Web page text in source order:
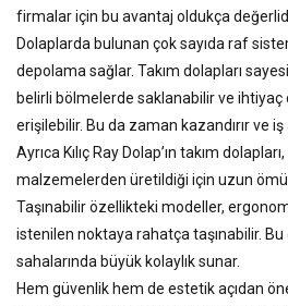
firmalar için bu avantaj oldukça
Dolaplarda bulunan çok sayıda raf
depolama sağlar. Takım dolapları
belirli bölmelerde saklanabilir ve ihtiyaç
erişilebilir. Bu da zaman kazandırır ve iş
Ayrıca Kılıç Ray Dolap’ın takım
malzemelerden üretildiği için uzun
Taşınabilir özellikteki modeller,
istenilen noktaya rahatça taşınabilir.
sahalarında büyük kolaylık sunar.
Hem güvenlik hem de estetik açıdan